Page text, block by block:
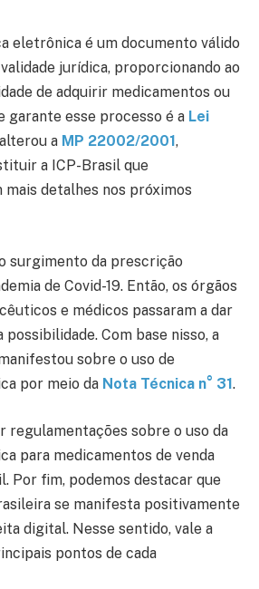
eletrônica é um documento válido
jurídica, proporcionando ao
de adquirir medicamentos ou
garante esse processo é a Lei
a MP 22002/2001,
a ICP-Brasil que
detalhes nos próximos
surgimento da prescrição
de Covid-19. Então, os órgãos
e médicos passaram a dar
possibilidade. Com base nisso, a
sobre o uso de
por meio da Nota Técnica n° 31.
regulamentações sobre o uso da
para medicamentos de venda
Por fim, podemos destacar que
se manifesta positivamente
digital. Nesse sentido, vale a
pontos de cada